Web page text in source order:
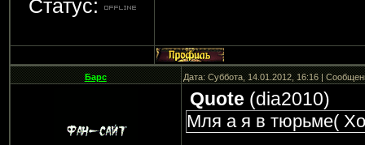
Статус:
Барс Дата: Суббота, 14.01.2012, 16:16 |
Quote (dia2010)
Мля а я в тюрьме(